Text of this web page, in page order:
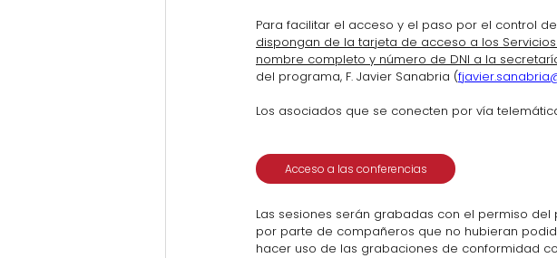
Para facilitar el acceso y el paso por el control
dispongan de la tarjeta de acceso a los
nombre completo y número de DNI a la
del programa, F. Javier Sanabria (
Los asociados que se conecten por vía
Acceso a las conferencias
Las sesiones serán grabadas con el permiso
por parte de compañeros que no hubieran
hacer uso de las grabaciones de conformidad